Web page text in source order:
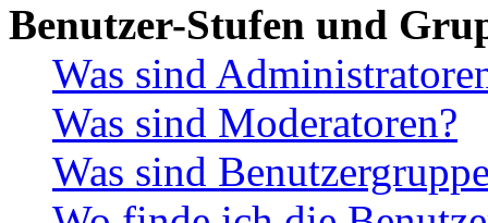
Benutzer-Stufen und
Was sind
Was sind Moderatoren?
Was sind